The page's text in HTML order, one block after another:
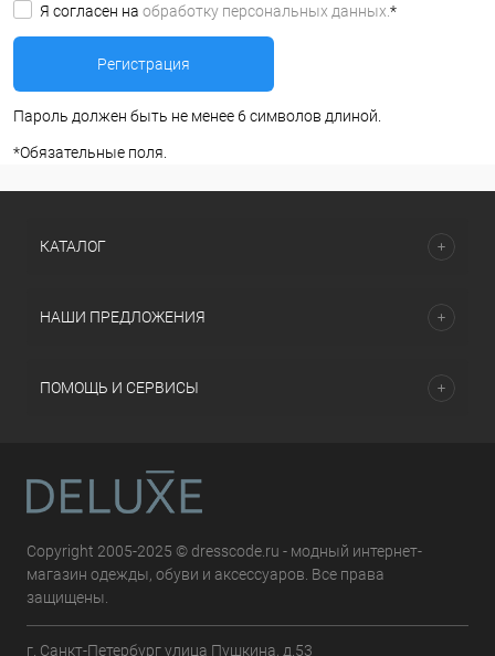
Я согласен на обработку персональных данных. *
Пароль должен быть не менее 6 символов длиной.
*Обязательные поля.
КАТАЛОГ
НАШИ ПРЕДЛОЖЕНИЯ
ПОМОЩЬ И СЕРВИСЫ
Copyright 2005-2025 © dresscode.ru - модный интернет-
магазин одежды, обуви и аксессуаров. Все права
защищены.
г. Санкт-Петербург улица Пушкина, д.53